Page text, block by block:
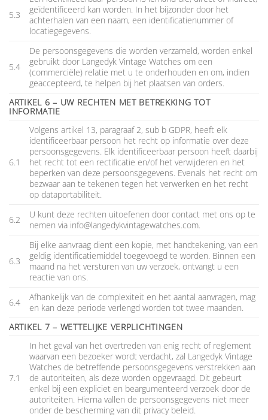
5.3
geïdentificeerd kan worden. In het bijzonder door het
achterhalen van een naam, een identificatienummer of
locatiegegevens.
5.4
De persoonsgegevens die worden verzameld, worden enkel
gebruikt door Langedyk Vintage Watches om een
(commerciële) relatie met u te onderhouden en om, indien
geaccepteerd, te helpen bij het plaatsen van orders.
ARTIKEL 6 – UW RECHTEN MET BETREKKING TOT
INFORMATIE
6.1
Volgens artikel 13, paragraaf 2, sub b GDPR, heeft elk
identificeerbaar persoon het recht op informatie over deze
persoonsgegevens. Elk identificeerbaar persoon heeft daarbij
het recht tot een rectificatie en/of het verwijderen en het
beperken van deze persoonsgegevens. Evenals het recht om
bezwaar aan te tekenen tegen het verwerken en het recht
op dataportabiliteit.
6.2
U kunt deze rechten uitoefenen door contact met ons op te
nemen via info@langedykvintagewatches.com
6.3
Bij elke aanvraag dient een kopie, met handtekening, van een
geldig identificatiemiddel toegevoegd te worden. Binnen een
maand na het versturen van uw verzoek, ontvangt u een
reactie van ons.
6.4
Afhankelijk van de complexiteit en het aantal aanvragen, mag
en kan deze periode verlengd worden tot twee maanden.
ARTIKEL 7 – WETTELIJKE VERPLICHTINGEN
7.1
In het geval van het overtreden van enig recht of reglement
waarvan een bezoeker wordt verdacht, zal Langedyk Vintage
Watches de betreffende persoonsgegevens verstrekken aan
de autoriteiten, als deze worden opgevraagd. Dit gebeurt
enkel bij een expliciet en beargumenteerd verzoek door de
autoriteiten. Hierna vallen de persoonsgegevens niet meer
onder de bescherming van dit privacy beleid.